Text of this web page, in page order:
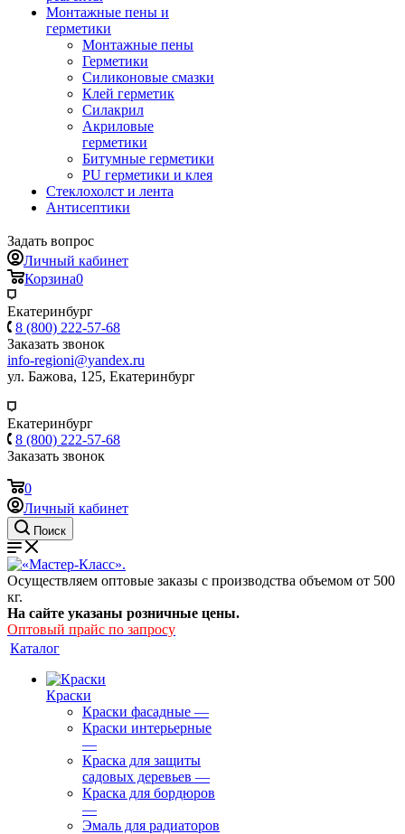
Монтажные пены и
герметики
Монтажные пены
Герметики
Силиконовые смазки
Клей герметик
Силакрил
Акриловые
герметики
Битумные герметики
PU герметики и клея
Стеклохолст и лента
Антисептики
Задать вопрос
Личный кабинет
Корзина0
Екатеринбург
8 (800) 222-57-68
Заказать звонок
info-regioni@yandex.ru
ул. Бажова, 125, Екатеринбург
Екатеринбург
8 (800) 222-57-68
Заказать звонок
0
Личный кабинет
Поиск
Осуществляем оптовые заказы с производства объемом от 500
кг.
На сайте указаны розничные цены.
Оптовый прайс по запросу
Каталог
Краски
Краски фасадные —
Краски интерьерные
—
Краска для защиты
садовых деревьев —
⁠Краска для бордюров
—
Эмаль для радиаторов